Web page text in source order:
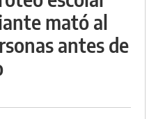
mató al
antes de